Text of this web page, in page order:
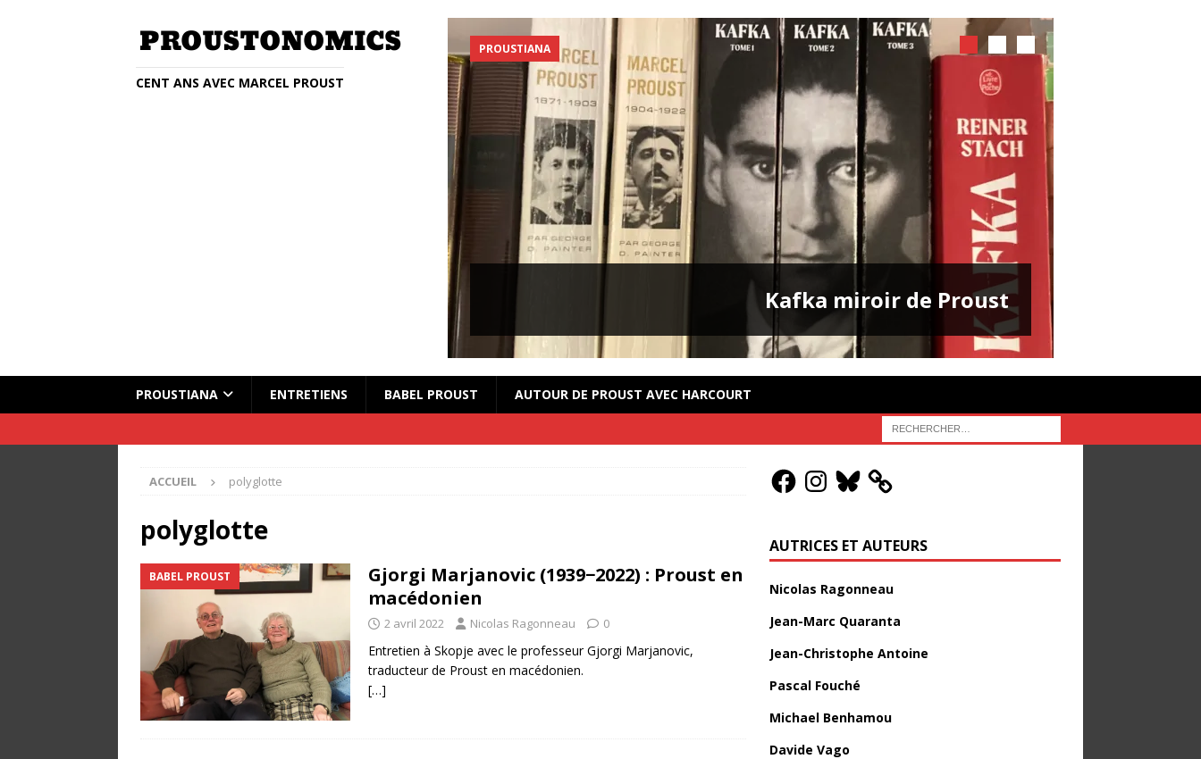
CENT ANS AVEC MARCEL PROUST
PROUSTIANA
Kafka miroir de Proust
PROUSTIANA ENTRETIENS BABEL PROUST AUTOUR DE PROUST AVEC HARCOURT
ACCUEIL polyglotte
polyglotte
BABEL PROUST
Gjorgi Marjanovic (1939−2022) : Proust en
macédonien
2 avril 2022 Nicolas Ragonneau 0
Entretien à Skopje avec le professeur Gjorgi Marjanovic,
traducteur de Proust en macédonien.
[…]
AUTRICES ET AUTEURS
Nicolas Ragonneau
Jean-Marc Quaranta
Jean-Christophe Antoine
Pascal Fouché
Michael Benhamou
Davide Vago